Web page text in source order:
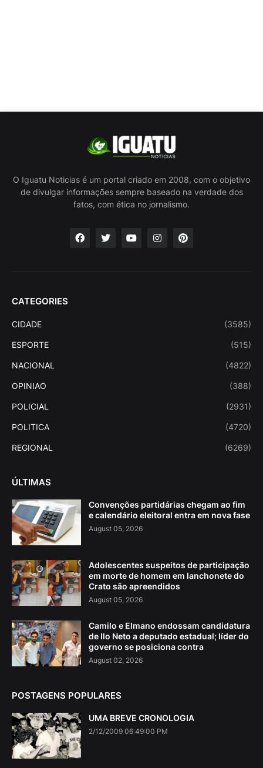
O Iguatu Noticias é um portal criado em 2008, com o objetivo
de divulgar informações sempre baseado na verdade dos
fatos, com ética no jornalismo.
CATEGORIES
CIDADE (3585)
ESPORTE (515)
NACIONAL (4822)
OPINIAO (388)
POLICIAL (2931)
POLITICA (4720)
REGIONAL (6269)
ÚLTIMAS
Convenções partidárias chegam ao fim
e calendário eleitoral entra em nova fase
August 05, 2026
Adolescentes suspeitos de participação
em morte de homem em lanchonete do
Crato são apreendidos
August 05, 2026
Camilo e Elmano endossam candidatura
de Ilo Neto a deputado estadual; líder do
governo se posiciona contra
August 02, 2026
POSTAGENS POPULARES
UMA BREVE CRONOLOGIA
2/12/2009 06:49:00 PM